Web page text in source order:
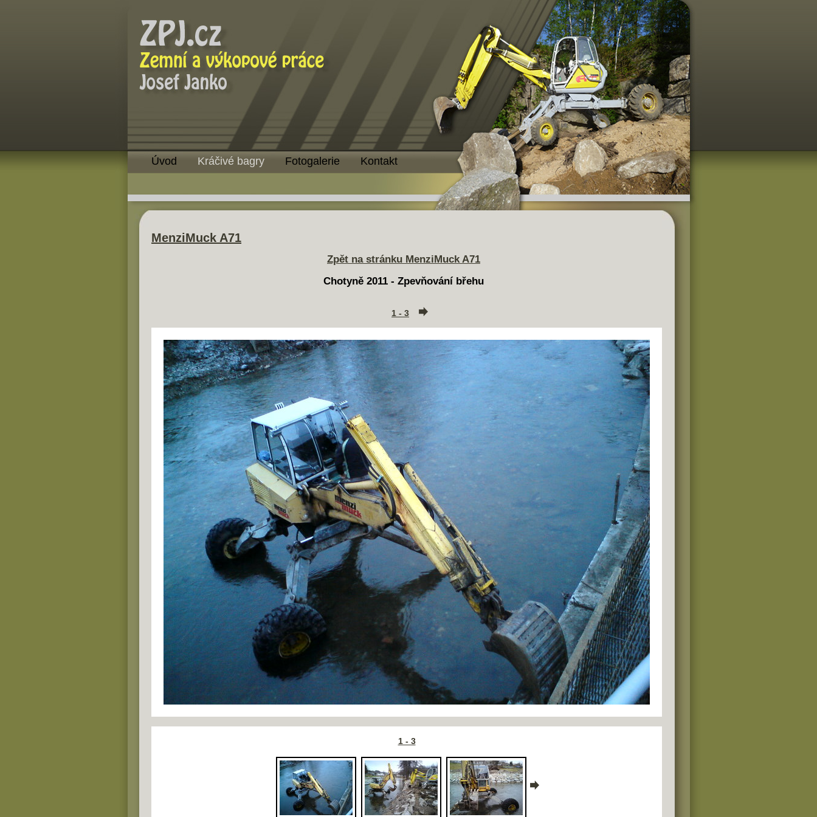
Úvod Kráčivé bagry Fotogalerie Kontakt
MenziMuck A71
Zpět na stránku MenziMuck A71
Chotyně 2011 - Zpevňování břehu
1 - 3
1 - 3